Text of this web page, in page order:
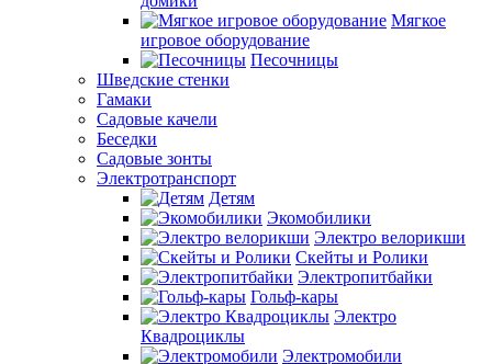
Мягкое
игровое оборудование
Песочницы
Шведские стенки
Гамаки
Садовые качели
Беседки
Садовые зонты
Электротранспорт
Детям
Экомобилики
Электро велорикши
Скейты и Ролики
Электропитбайки
Гольф-кары
Электро
Квадроциклы
Электромобили